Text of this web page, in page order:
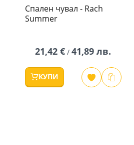
Спален чувал - Rach
Summer
21,42 € /41,89 лв.
КУПИ